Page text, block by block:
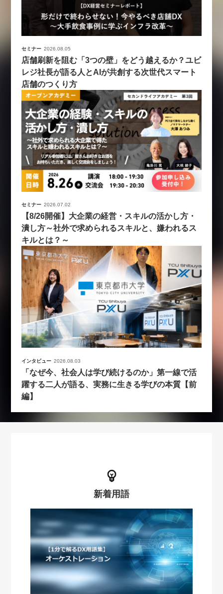
セミナー 2026.08.05
店舗刷新を阻む「3つの壁」をどう越えるか？ユビ
レジ社長が語る人とAIが共創する次世代スマート
店舗のつくり方
セミナー 2026.07.02
【8/26開催】大企業の経営・スキルの活かし方・
潰し方～社外で求められるスキルと、嫌われるス
キルとは？～
インタビュー 2026.08.03
「なぜ今、社会人は学び続けるのか」第一線で活
躍する二人が語る、実務に生きる学びの本質【前
編】
新着用語